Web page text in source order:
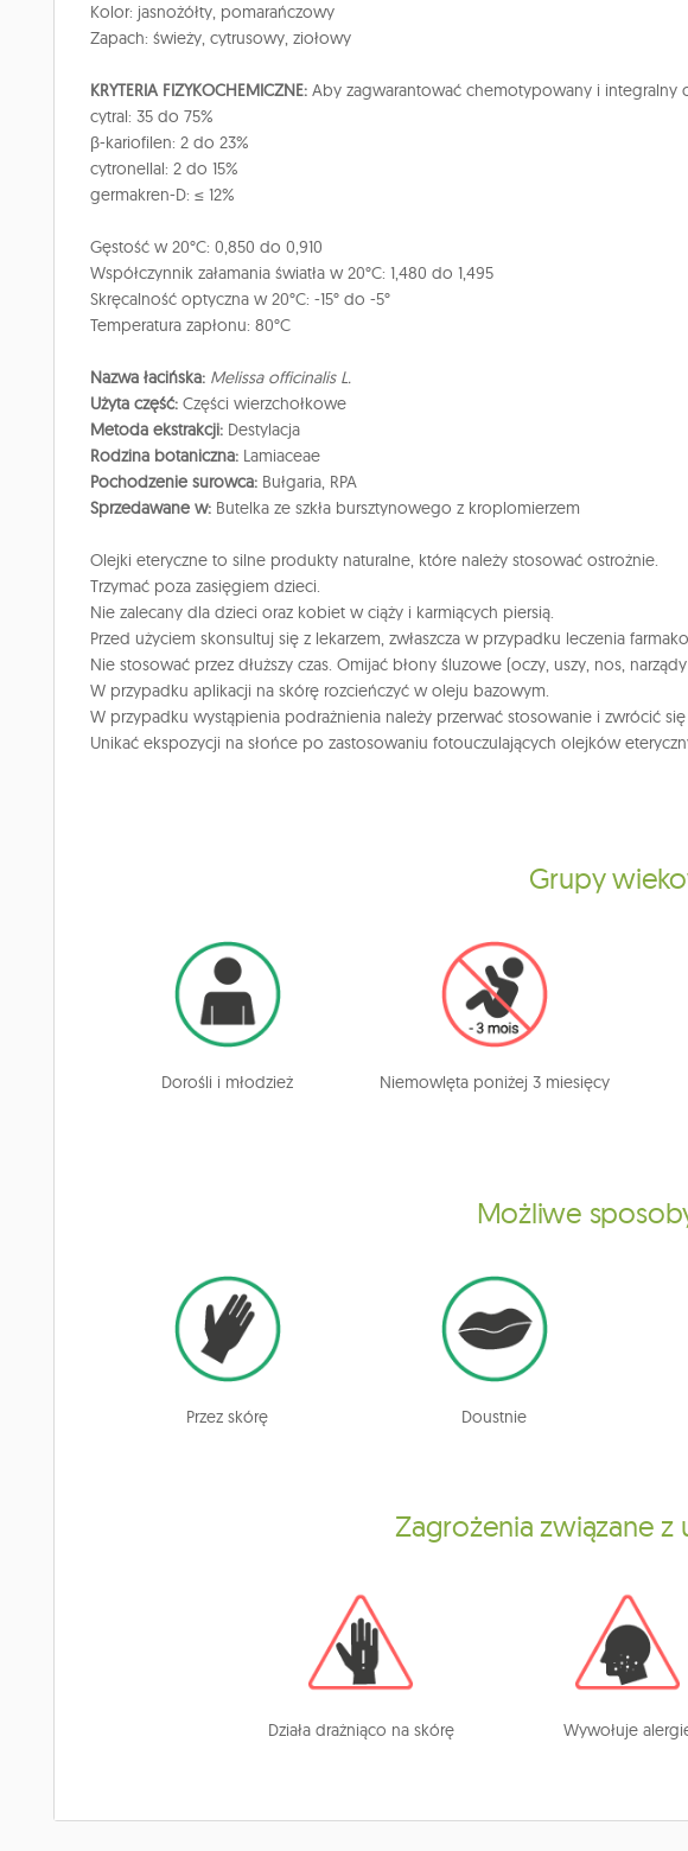
Kolor: jasnożółty, pomarańczowy
Zapach: świeży, cytrusowy, ziołowy
KRYTERIA FIZYKOCHEMICZNE: Aby zagwarantować chemotypowany i integralny
cytral: 35 do 75%
β-kariofilen: 2 do 23%
cytronellal: 2 do 15%
germakren-D: ≤ 12%
Gęstość w 20°C: 0,850 do 0,910
Współczynnik załamania światła w 20°C: 1,480 do 1,495
Skręcalność optyczna w 20°C: -15° do -5°
Temperatura zapłonu: 80°C
Nazwa łacińska: Melissa officinalis L.
Użyta część: Części wierzchołkowe
Metoda ekstrakcji: Destylacja
Rodzina botaniczna: Lamiaceae
Pochodzenie surowca: Bułgaria, RPA
Sprzedawane w: Butelka ze szkła bursztynowego z kroplomierzem
Olejki eteryczne to silne produkty naturalne, które należy stosować ostrożnie.
Trzymać poza zasięgiem dzieci.
Nie zalecany dla dzieci oraz kobiet w ciąży i karmiących piersią.
Przed użyciem skonsultuj się z lekarzem, zwłaszcza w przypadku leczenia
Nie stosować przez dłuższy czas. Omijać błony śluzowe (oczy, uszy, nos,
W przypadku aplikacji na skórę rozcieńczyć w oleju bazowym.
W przypadku wystąpienia podrażnienia należy przerwać stosowanie i zwrócić
Unikać ekspozycji na słońce po zastosowaniu fotouczulających olejków
Grupy
Dorośli i młodzież Niemowlęta poniżej 3 miesięcy
Możliwe
Przez skórę Doustnie
Zagrożenia związane z
Działa drażniąco na skórę Wywołuje